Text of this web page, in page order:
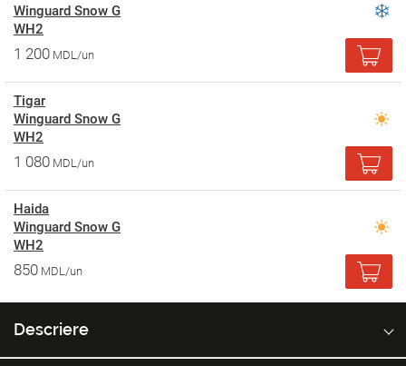
Winguard Snow G
WH2
1 200 MDL/un
Tigar
Winguard Snow G
WH2
1 080 MDL/un
Haida
Winguard Snow G
WH2
850 MDL/un
Descriere